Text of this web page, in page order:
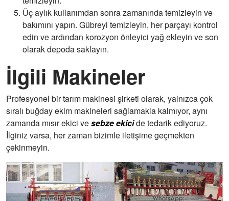
Üç aylık kullanımdan sonra zamanında temizleyin ve
bakımını yapın. Gübreyi temizleyin, her parçayı kontrol
edin ve ardından korozyon önleyici yağ ekleyin ve son
olarak depoda saklayın.
İlgili Makineler
Profesyonel bir tarım makinesi şirketi olarak, yalnızca çok
sıralı buğday ekim makineleri sağlamakla kalmıyor, aynı
zamanda mısır ekici vesebze ekicide tedarik ediyoruz.
İlginiz varsa, her zaman bizimle iletişime geçmekten
çekinmeyin.